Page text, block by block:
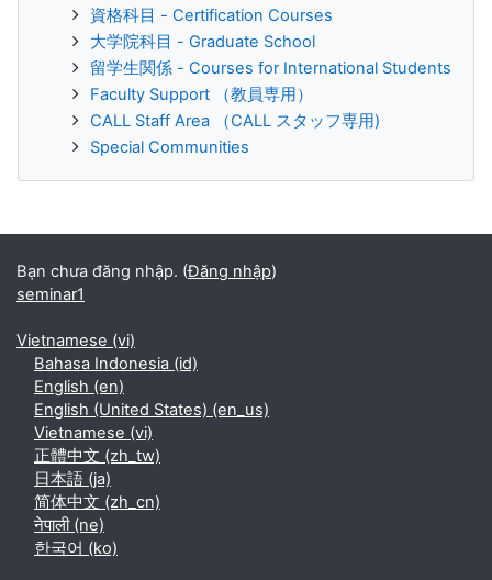
資格科目 - Certification Courses
大学院科目 - Graduate School
留学生関係 - Courses for International Students
Faculty Support （教員専用）
CALL Staff Area （CALL スタッフ専用)
Special Communities
Bạn chưa đăng nhập. (Đăng nhập)
seminar1
Vietnamese ‎(vi)‎
Bahasa Indonesia ‎(id)‎
English ‎(en)‎
English (United States) ‎(en_us)‎
Vietnamese ‎(vi)‎
正體中文 ‎(zh_tw)‎
日本語 ‎(ja)‎
简体中文 ‎(zh_cn)‎
नेपाली ‎(ne)‎
한국어 ‎(ko)‎